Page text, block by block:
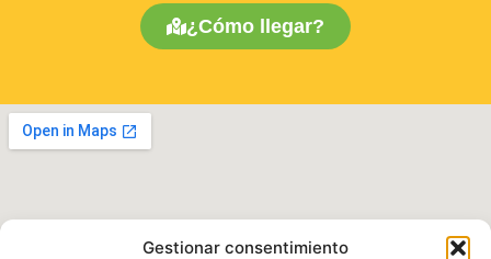
Gestionar consentimiento
¿Cómo llegar?